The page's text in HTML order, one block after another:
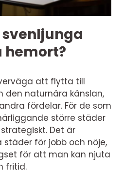
hemort?
att flytta till
den naturnära känslan,
fördelar. För de som
större städer
Det är
för jobb och nöje,
för att man kan njuta
fritid.